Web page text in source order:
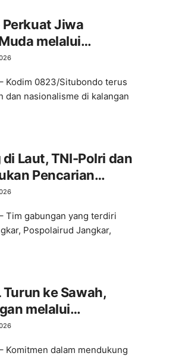
Jiwa
melalui
Negara
Kodim 0823/Situbondo terus
dan nasionalisme di kalangan
Laut, TNI-Polri dan
Pencarian
Tim gabungan yang terdiri
Pospolairud Jangkar,
Turun ke Sawah,
melalui
Jetis
Komitmen dalam mendukung